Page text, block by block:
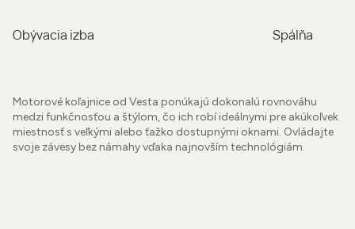
Obývacia izba Spálňa
Motorové koľajnice od Vesta ponúkajú dokonalú rovnováhu
medzi funkčnosťou a štýlom, čo ich robí ideálnymi pre akúkoľvek
miestnosť s veľkými alebo ťažko dostupnými oknami. Ovládajte
svoje závesy bez námahy vďaka najnovším technológiám.